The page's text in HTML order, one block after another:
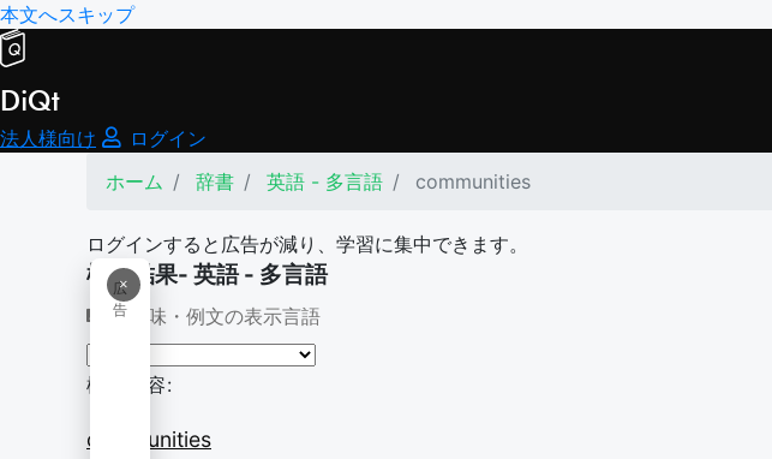
本文へスキップ
DiQt
法人様向け
ログイン
ホーム
辞書 英語 - 多言語 communities
ログインすると広告が減り、学習に集中できます。
×
広
告
検索結果- 英語 - 多言語
意味・例文の表示言語
検索内容:
communities